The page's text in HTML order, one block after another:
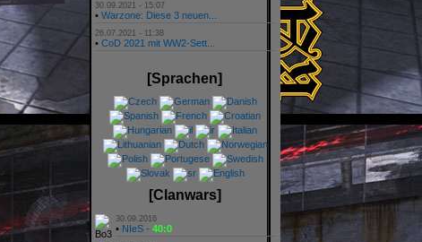
30.09.2021 - 15:07
• Warzone: Diese 3 neuen...
26.07.2021 - 11:38
• CoD 2021 mit WW2-Sett...
[Sprachen]
[Clanwars]
30.09.2016
• NIeS - 40:0